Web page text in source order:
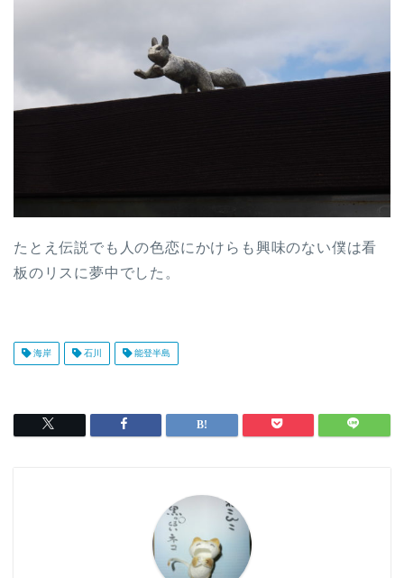
たとえ伝説でも人の色恋にかけらも興味のない僕は看
板のリスに夢中でした。
海岸 石川 能登半島